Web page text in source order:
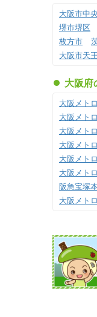
大阪市中
堺市堺区
枚方市
大阪市天
大阪府
大阪メト
大阪メト
大阪メト
大阪メト
大阪メト
大阪メト
阪急宝塚
大阪メト